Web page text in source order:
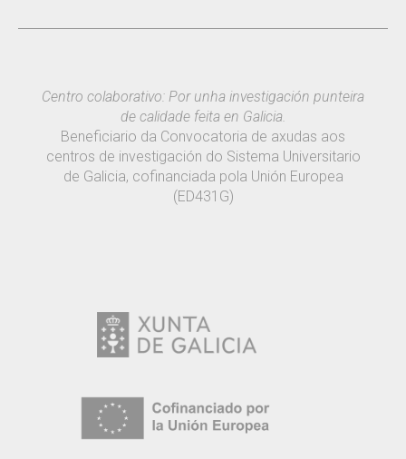
Centro colaborativo: Por unha investigación punteira
de calidade feita en Galicia.
Beneficiario da Convocatoria de axudas aos
centros de investigación do Sistema Universitario
de Galicia, cofinanciada pola Unión Europea
(ED431G)